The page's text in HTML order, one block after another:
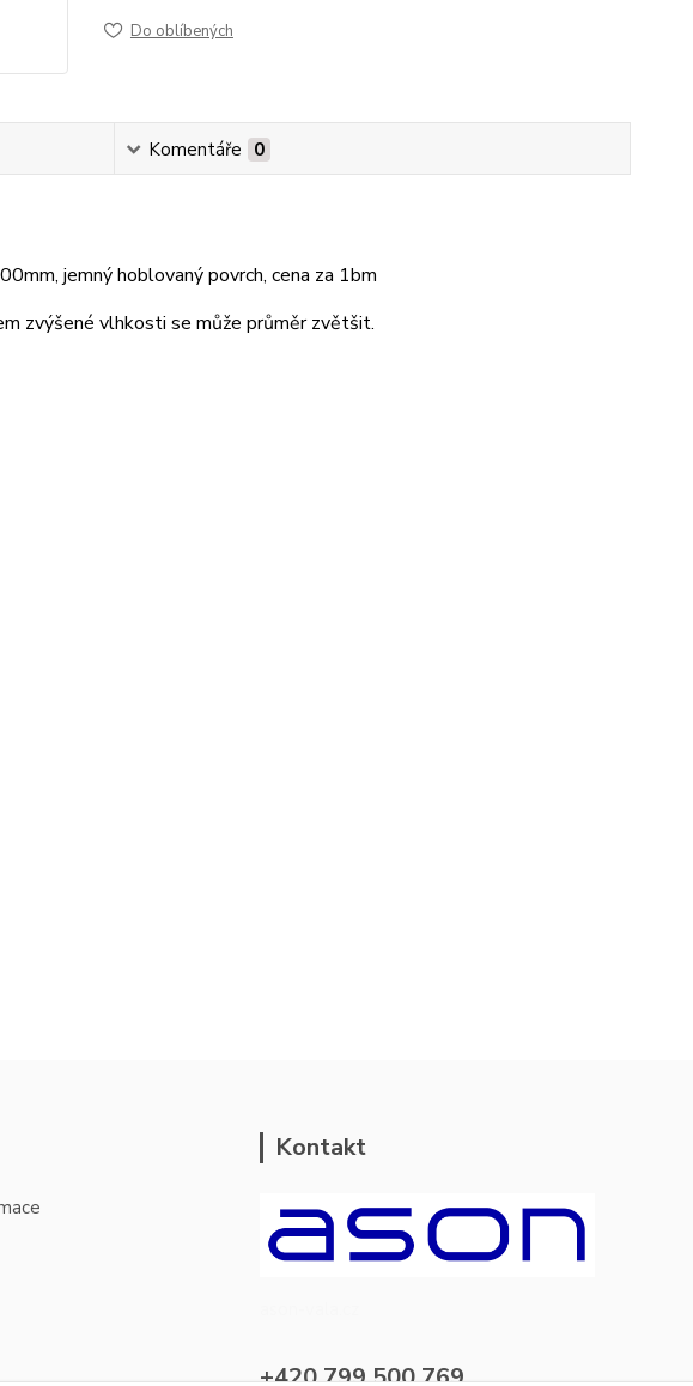
Do oblíbených
Komentáře 0
jemný hoblovaný povrch, cena za 1bm
zvýšené vlhkosti se může průměr zvětšit.
Kontakt
+420 799 500 769